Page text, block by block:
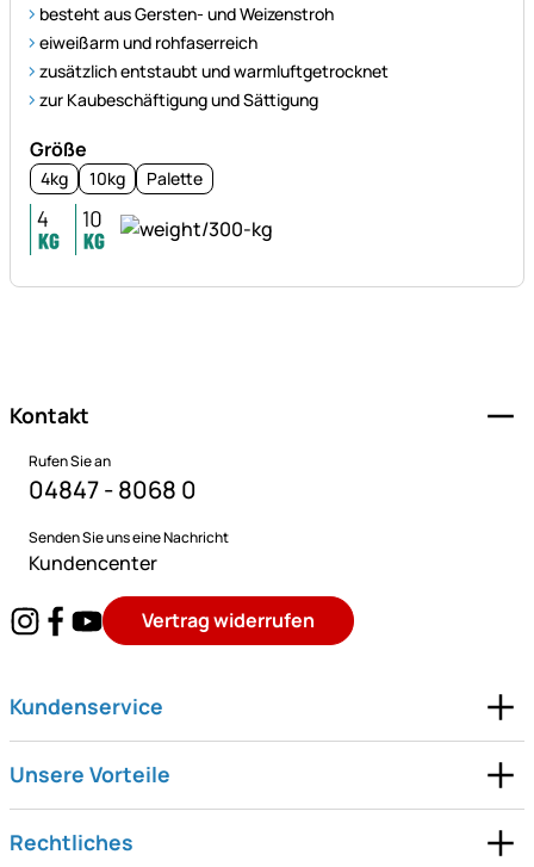
besteht aus Gersten- und Weizenstroh
eiweißarm und rohfaserreich
zusätzlich entstaubt und warmluftgetrocknet
zur Kaubeschäftigung und Sättigung
Größe
4kg 10kg Palette
Kontakt
Rufen Sie an
04847 - 8068 0
Senden Sie uns eine Nachricht
Kundencenter
Vertrag widerrufen
Kundenservice
Unsere Vorteile
Rechtliches